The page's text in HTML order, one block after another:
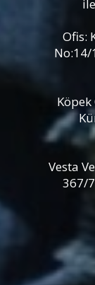
Ofis:
No:14/
Vesta
367/